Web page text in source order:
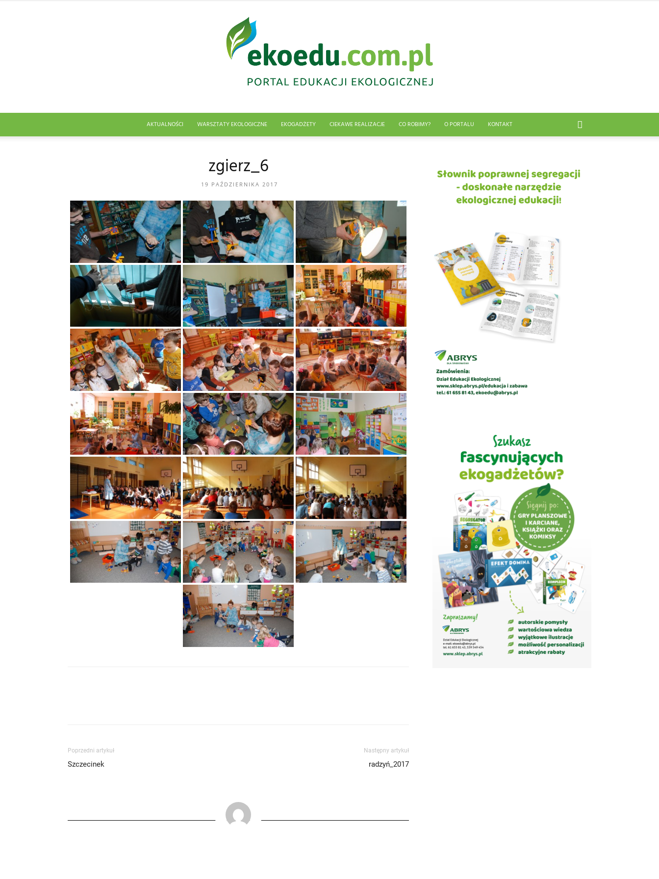
ekologiczna
Abrys
AKTUALNOŚCI WARSZTATY EKOLOGICZNE EKOGADŻETY CIEKAWE REALIZACJE CO ROBIMY? O PORTALU KONTAKT
zgierz_6
19 PAŹDZIERNIKA 2017
Poprzedni artykuł
Szczecinek
Następny artykuł
radzyń_2017